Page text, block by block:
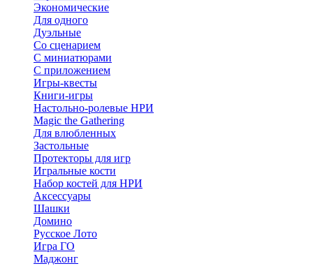
Экономические
Для одного
Дуэльные
Со сценарием
С миниатюрами
С приложением
Игры-квесты
Книги-игры
Настольно-ролевые НРИ
Magic the Gathering
Для влюбленных
Застольные
Протекторы для игр
Игральные кости
Набор костей для НРИ
Аксессуары
Шашки
Домино
Русское Лото
Игра ГО
Маджонг